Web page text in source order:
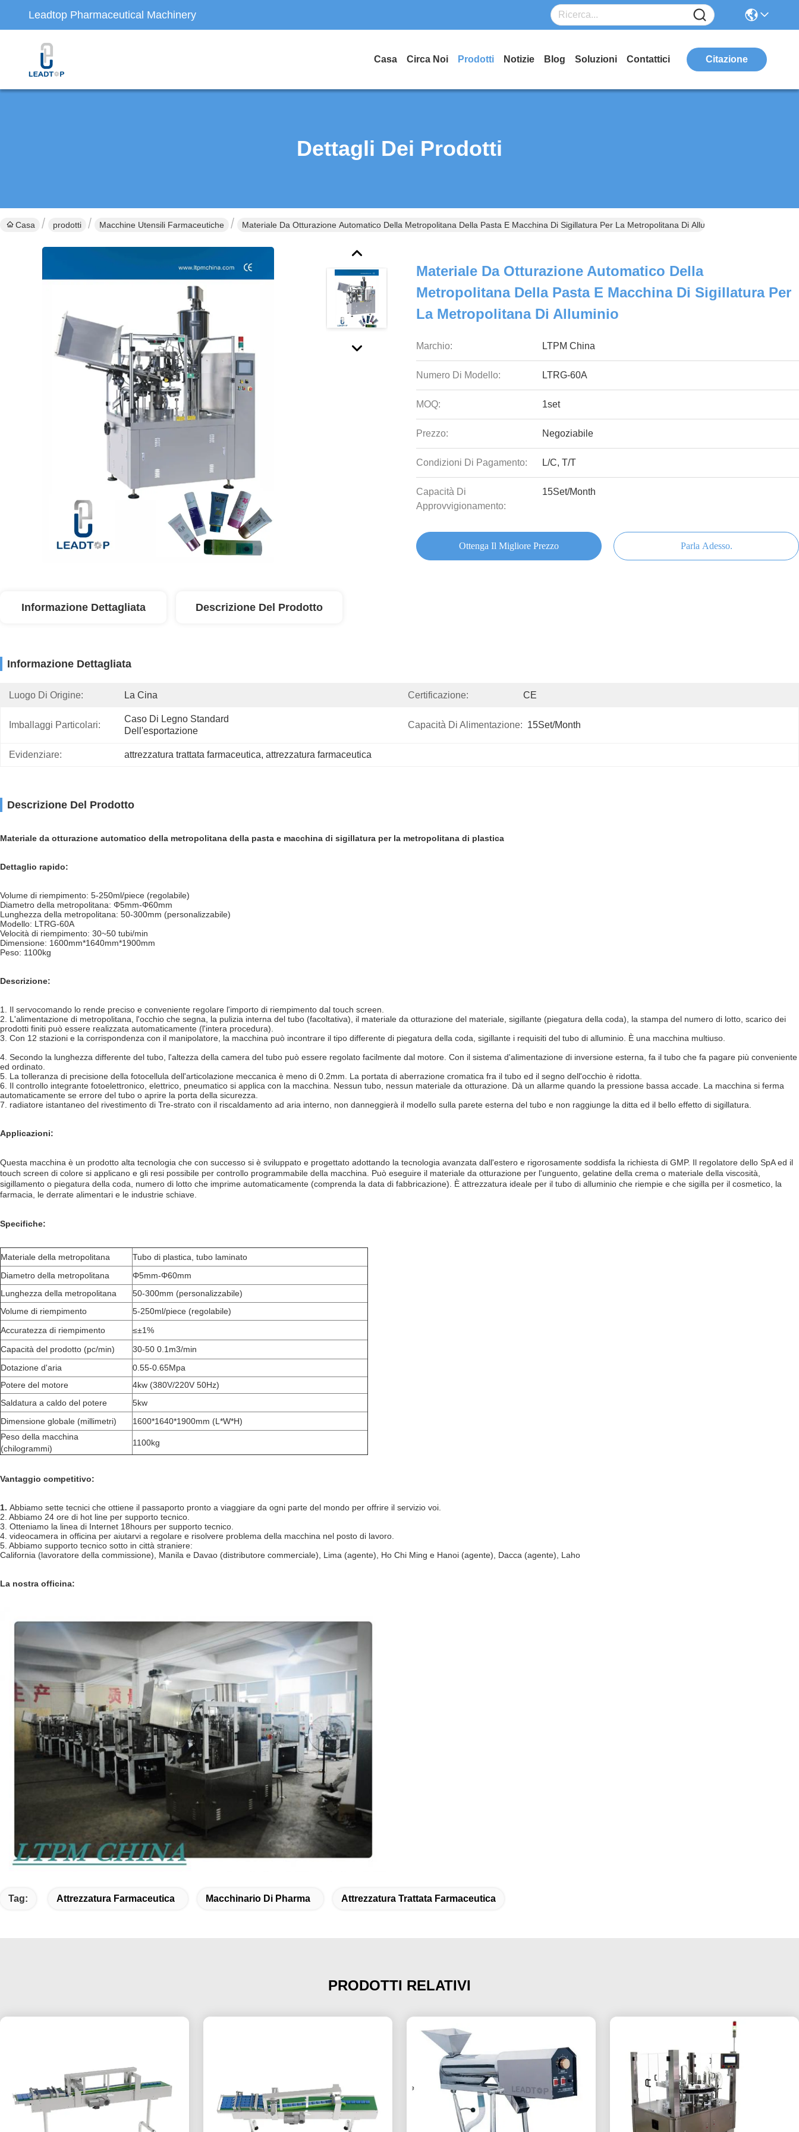
Leadtop Pharmaceutical Machinery
Casa Circa Noi Prodotti Notizie Blog Soluzioni Contattici Citazione
Dettagli Dei Prodotti
Casa prodotti Macchine Utensili Farmaceutiche Materiale Da Otturazione Automatico Della Metropolitana Della Pasta E Macchina Di Sigillatura Per La Metropolitana Di Alluminio
Materiale Da Otturazione Automatico Della
Metropolitana Della Pasta E Macchina Di Sigillatura Per
La Metropolitana Di Alluminio
Marchio: LTPM China
Numero Di Modello: LTRG-60A
MOQ: 1set
Prezzo: Negoziabile
Condizioni Di Pagamento: L/C, T/T
Capacità Di
Approvvigionamento:
15Set/Month
Ottenga Il Migliore Prezzo Parla Adesso.
Informazione Dettagliata Descrizione Del Prodotto
Informazione Dettagliata
Luogo Di Origine: La Cina Certificazione: CE
Imballaggi Particolari:
Caso Di Legno Standard
Dell'esportazione
Capacità Di Alimentazione: 15Set/Month
Evidenziare: attrezzatura trattata farmaceutica, attrezzatura farmaceutica
Descrizione Del Prodotto
Materiale da otturazione automatico della metropolitana della pasta e macchina di sigillatura per la metropolitana di plastica
Dettaglio rapido:
Volume di riempimento: 5-250ml/piece (regolabile)
Diametro della metropolitana: Φ5mm-Φ60mm
Lunghezza della metropolitana: 50-300mm (personalizzabile)
Modello: LTRG-60A
Velocità di riempimento: 30~50 tubi/min
Dimensione: 1600mm*1640mm*1900mm
Peso: 1100kg
Descrizione:
1. Il servocomando lo rende preciso e conveniente regolare l'importo di riempimento dal touch screen.
2. L'alimentazione di metropolitana, l'occhio che segna, la pulizia interna del tubo (facoltativa), il materiale da otturazione del materiale, sigillante (piegatura della coda), la stampa del numero di lotto, scarico dei
prodotti finiti può essere realizzata automaticamente (l'intera procedura).
3. Con 12 stazioni e la corrispondenza con il manipolatore, la macchina può incontrare il tipo differente di piegatura della coda, sigillante i requisiti del tubo di alluminio. È una macchina multiuso.
4. Secondo la lunghezza differente del tubo, l'altezza della camera del tubo può essere regolato facilmente dal motore. Con il sistema d'alimentazione di inversione esterna, fa il tubo che fa pagare più conveniente
ed ordinato.
5. La tolleranza di precisione della fotocellula dell'articolazione meccanica è meno di 0.2mm. La portata di aberrazione cromatica fra il tubo ed il segno dell'occhio è ridotta.
6. Il controllo integrante fotoelettronico, elettrico, pneumatico si applica con la macchina. Nessun tubo, nessun materiale da otturazione. Dà un allarme quando la pressione bassa accade. La macchina si ferma
automaticamente se errore del tubo o aprire la porta della sicurezza.
7. radiatore istantaneo del rivestimento di Tre-strato con il riscaldamento ad aria interno, non danneggierà il modello sulla parete esterna del tubo e non raggiunge la ditta ed il bello effetto di sigillatura.
Applicazioni:
Questa macchina è un prodotto alta tecnologia che con successo si è sviluppato e progettato adottando la tecnologia avanzata dall'estero e rigorosamente soddisfa la richiesta di GMP. Il regolatore dello SpA ed il
touch screen di colore si applicano e gli resi possibile per controllo programmabile della macchina. Può eseguire il materiale da otturazione per l'unguento, gelatine della crema o materiale della viscosità,
sigillamento o piegatura della coda, numero di lotto che imprime automaticamente (comprenda la data di fabbricazione). È attrezzatura ideale per il tubo di alluminio che riempie e che sigilla per il cosmetico, la
farmacia, le derrate alimentari e le industrie schiave.
Specifiche:
Materiale della metropolitana
Tubo di plastica, tubo laminato
Diametro della metropolitana
Φ5mm-Φ60mm
Lunghezza della metropolitana
50-300mm (personalizzabile)
Volume di riempimento
5-250ml/piece (regolabile)
Accuratezza di riempimento
≤±1%
Capacità del prodotto (pc/min)
30-50 0.1m3/min
Dotazione d'aria
0.55-0.65Mpa
Potere del motore
4kw (380V/220V 50Hz)
Saldatura a caldo del potere
5kw
Dimensione globale (millimetri)
1600*1640*1900mm (L*W*H)
Peso della macchina
(chilogrammi)
1100kg
Vantaggio competitivo:
1. Abbiamo sette tecnici che ottiene il passaporto pronto a viaggiare da ogni parte del mondo per offrire il servizio voi.
2. Abbiamo 24 ore di hot line per supporto tecnico.
3. Otteniamo la linea di Internet 18hours per supporto tecnico.
4. videocamera in officina per aiutarvi a regolare e risolvere problema della macchina nel posto di lavoro.
5. Abbiamo supporto tecnico sotto in città straniere:
California (lavoratore della commissione), Manila e Davao (distributore commerciale), Lima (agente), Ho Chi Ming e Hanoi (agente), Dacca (agente), Laho
La nostra officina:
Tag: Attrezzatura Farmaceutica Macchinario Di Pharma Attrezzatura Trattata Farmaceutica
PRODOTTI RELATIVI